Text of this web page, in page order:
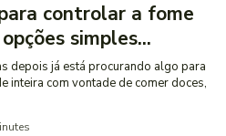
controlar a fome
simples...
depois já está procurando algo para
inteira com vontade de comer doces,